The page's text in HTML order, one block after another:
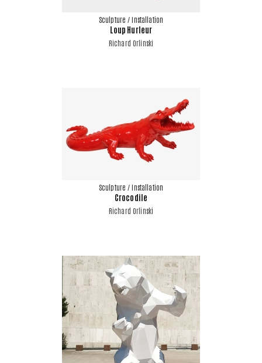
Sculpture / Installation
Loup Hurleur
Richard Orlinski
Sculpture / Installation
Crocodile
Richard Orlinski